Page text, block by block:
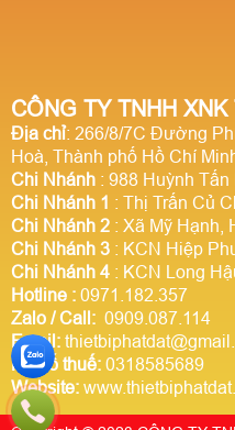
CÔNG TY TNHH
Địa chỉ: 266/8/7C Đường
Hoà, Thành phố Hồ Chí
Chi Nhánh : 988 Huỳnh Tấn
Chi Nhánh 1 : Thị Trấn Củ
Chi Nhánh 2 : Xã Mỹ Hạnh,
Chi Nhánh 3 : KCN Hiệp
Chi Nhánh 4 : KCN Long
Hotline : 0971.182.357
Zalo / Call: 0909.087.114
Email:
Mã số thuế: 0318585689
Website: